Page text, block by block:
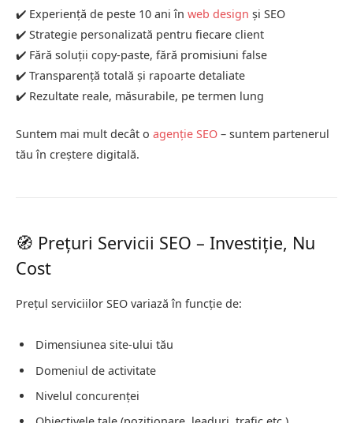
✔️ Experiență de peste 10 ani în web design și SEO
✔️ Strategie personalizată pentru fiecare client
✔️ Fără soluții copy-paste, fără promisiuni false
✔️ Transparență totală și rapoarte detaliate
✔️ Rezultate reale, măsurabile, pe termen lung
Suntem mai mult decât o agenție SEO – suntem partenerul
tău în creștere digitală.
🧭 Prețuri Servicii SEO – Investiție, Nu
Cost
Prețul serviciilor SEO variază în funcție de:
Dimensiunea site-ului tău
Domeniul de activitate
Nivelul concurenței